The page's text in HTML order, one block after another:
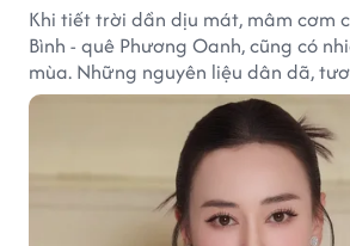
Khi tiết trời dần dịu mát, mâm cơm
Bình - quê Phương Oanh, cũng có
mùa. Những nguyên liệu dân dã,
tạo nên hương vị bình dị nhưng đầy